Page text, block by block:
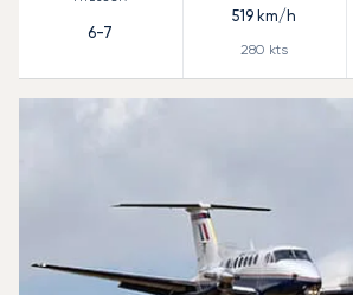
6-7
519 km/h
280 kts